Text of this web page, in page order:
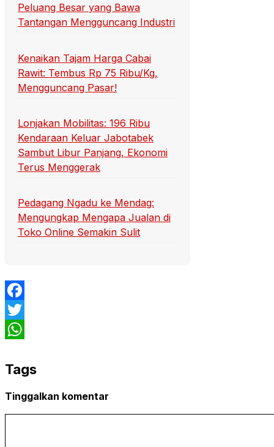
Peluang Besar yang Bawa
Tantangan Mengguncang Industri
Kenaikan Tajam Harga Cabai
Rawit: Tembus Rp 75 Ribu/Kg,
Mengguncang Pasar!
Lonjakan Mobilitas: 196 Ribu
Kendaraan Keluar Jabotabek
Sambut Libur Panjang, Ekonomi
Terus Menggerak
Pedagang Ngadu ke Mendag:
Mengungkap Mengapa Jualan di
Toko Online Semakin Sulit
Facebook
Twitter
Tags
Tinggalkan komentar